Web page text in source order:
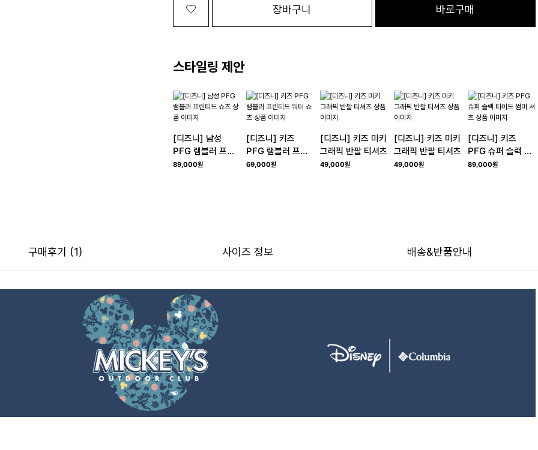
장바구니 바로구매
스타일링 제안
[디즈니] 남성
PFG 램블러 프린
티드 쇼츠
89,000원
[디즈니] 키즈
PFG 램블러 프린
티드 워터 쇼츠
69,000원
[디즈니] 키즈 미키
그래픽 반팔 티셔츠
49,000원
[디즈니] 키즈 미키
그래픽 반팔 티셔츠
49,000원
[디즈니] 키즈
PFG 슈퍼 슬랙 타
이드 썸머 셔츠
89,000원
구매후기 (1) 사이즈 정보 배송&반품안내